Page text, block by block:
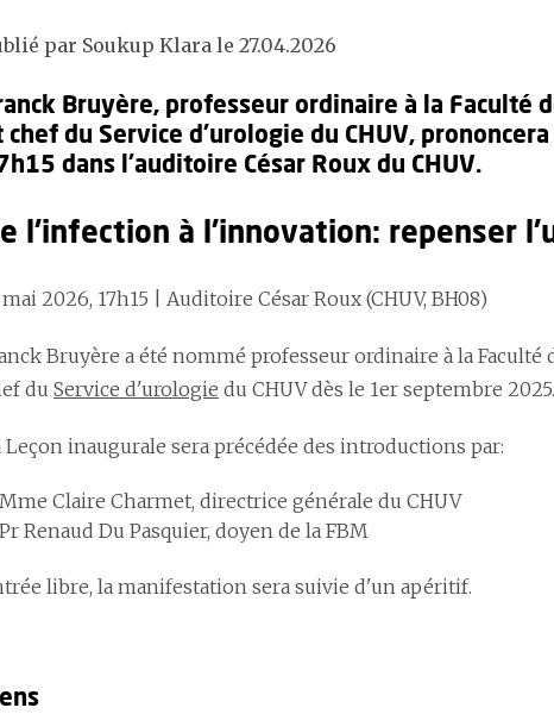
par Soukup Klara le 27.04.2026
Bruyère, professeur ordinaire à la Faculté
chef du Service d'urologie du CHUV,
dans l'auditoire César Roux du CHUV.
l’infection à l’innovation: repenser
mai 2026, 17h15 | Auditoire César Roux (CHUV, BH08)
Bruyère a été nommé professeur ordinaire à la
du Service d'urologie du CHUV dès le 1er septembre 2025.
Leçon inaugurale sera précédée des introductions par:
Mme Claire Charmet, directrice générale du CHUV
Pr Renaud Du Pasquier, doyen de la FBM
libre, la manifestation sera suivie d'un apéritif.